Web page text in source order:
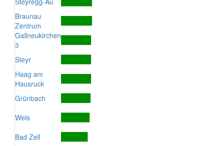
Braunau
Zentrum
Gallneukirchen
3
Steyr
Haag am
Hausruck
Grünbach
Wels
Bad Zell